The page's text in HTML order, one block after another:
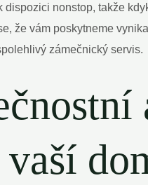
dispozici nonstop, takže
že vám poskytneme
zámečnický servis.